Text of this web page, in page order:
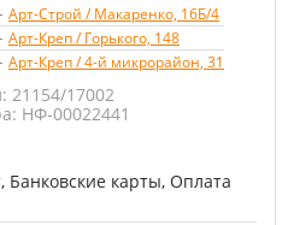
Арт-Строй / Макаренко, 16Б/4
Арт-Креп / Горького, 148
Арт-Креп / 4-й микрорайон, 31
21154/17002
НФ-00022441
карты, Оплата